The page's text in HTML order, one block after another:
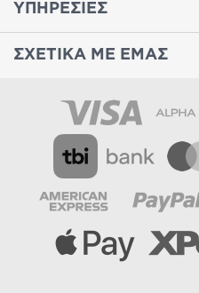
ΥΠΗΡΕΣΙΕΣ
ΣΧΕΤΙΚΑ ΜΕ ΕΜΑΣ